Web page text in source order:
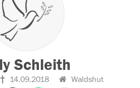
Schleith
14.09.2018 Waldshut